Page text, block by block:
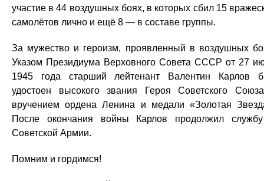
участие в 44 воздушных боях, в которых сбил 15
самолётов лично и ещё 8 — в составе группы.
За мужество и героизм, проявленный в воздушных
Указом Президиума Верховного Совета СССР от 27
1945 года старший лейтенант Валентин Карлов
удостоен высокого звания Героя Советского
вручением ордена Ленина и медали «Золотая
После окончания войны Карлов продолжил
Советской Армии.
Помним и гордимся!